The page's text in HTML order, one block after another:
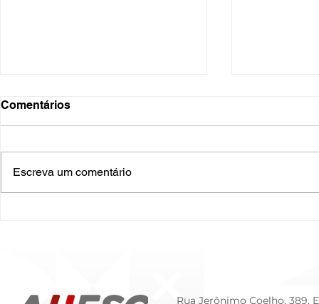
Comentários
Escreva um comentário
Rua Jerônimo Coelho, 389,